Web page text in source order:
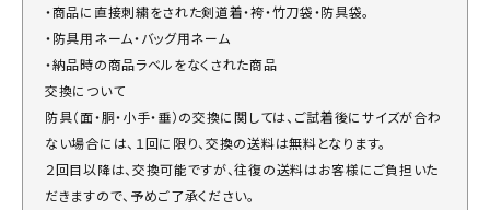
・商品に直接刺繍をされた剣道着・袴・竹刀袋・防具袋。
・防具用ネーム・バッグ用ネーム
・納品時の商品ラベルをなくされた商品
交換について
防具（面・胴・小手・垂）の交換に関しては、ご試着後にサイズが合わ
ない場合には、１回に限り、交換の送料は無料となります。
２回目以降は、交換可能ですが、往復の送料はお客様にご負担いた
だきますので、予めご了承ください。